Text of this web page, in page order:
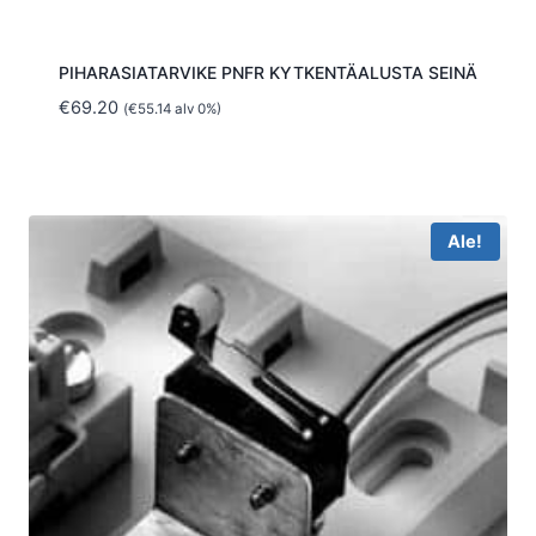
PIHARASIATARVIKE PNFR KYTKENTÄALUSTA SEINÄ
€69.20 (€55.14alv 0%)
Ale!